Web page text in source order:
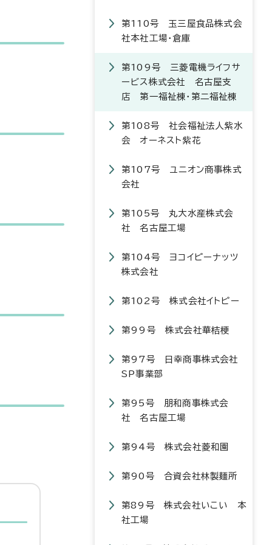
第110号 玉三屋食品株式会
社本社工場・倉庫
第109号 三菱電機ライフサ
ービス株式会社 名古屋支
店 第一福祉棟・第二福祉棟
第108号 社会福祉法人紫水
会 オーネスト紫花
第107号 ユニオン商事株式
会社
第105号 丸大水産株式会
社 名古屋工場
第104号 ヨコイピーナッツ
株式会社
第102号 株式会社イトピー
第99号 株式会社華桔梗
第97号 日幸商事株式会社
SP事業部
第95号 朋和商事株式会
社 名古屋工場
第94号 株式会社菱和園
第90号 合資会社林製麺所
第89号 株式会社いこい 本
社工場